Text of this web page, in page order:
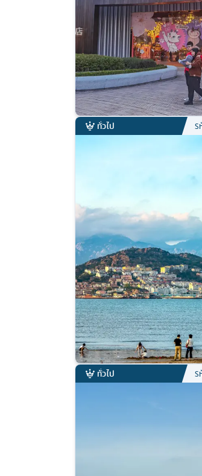
ทั่วไป ร
ทั่วไป ร